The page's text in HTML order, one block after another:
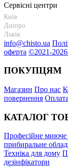
Сервісні центри
Київ
Дніпро
Львів
info@chisto.ua
оферта ©2021-2026
ПОКУПЦЯМ
Магазин Про нас
повернення
КАТАЛОГ
Професійне миюче
прибиральне
Техніка для дому
дезінфікатори